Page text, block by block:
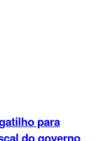
para